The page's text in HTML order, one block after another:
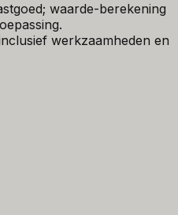
waarde-berekening
werkzaamheden en